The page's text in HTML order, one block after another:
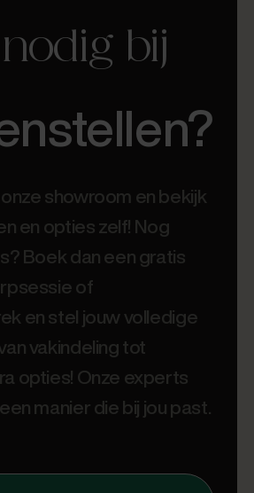
bij
onze showroom en bekijk
en opties zelf! Nog
Boek dan een gratis
of
en stel jouw volledige
vakindeling tot
opties! Onze experts
manier die bij jou past.